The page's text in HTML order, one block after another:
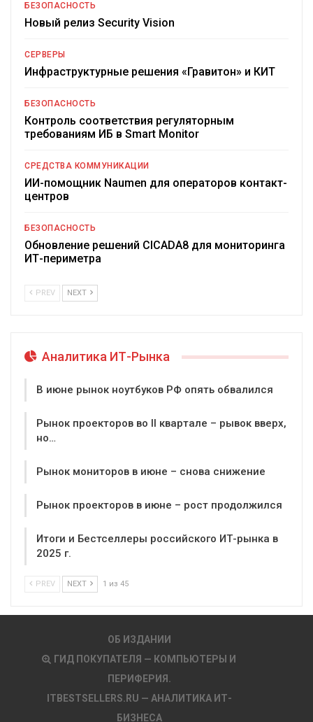
БЕЗОПАСНОСТЬ
Новый релиз Security Vision
СЕРВЕРЫ
Инфраструктурные решения «Гравитон» и КИТ
БЕЗОПАСНОСТЬ
Контроль соответствия регуляторным
требованиям ИБ в Smart Monitor
СРЕДСТВА КОММУНИКАЦИИ
ИИ-помощник Naumen для операторов контакт-
центров
БЕЗОПАСНОСТЬ
Обновление решений CICADA8 для мониторинга
ИТ-периметра
PREV NEXT
Аналитика ИТ-Рынка
В июне рынок ноутбуков РФ опять обвалился
Рынок проекторов во II квартале – рывок вверх,
но…
Рынок мониторов в июне – снова снижение
Рынок проекторов в июне – рост продолжился
Итоги и Бестселлеры российского ИТ-рынка в
2025 г.
PREV NEXT 1 из 45
ОБ ИЗДАНИИ
ГИД ПОКУПАТЕЛЯ — КОМПЬЮТЕРЫ И
ПЕРИФЕРИЯ.
ITBESTSELLERS.RU — АНАЛИТИКА ИТ-
БИЗНЕСА